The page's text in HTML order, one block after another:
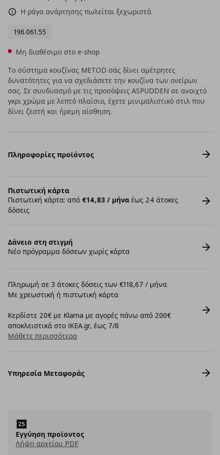
Η ράγα ανάρτησης πωλείται ξεχωριστά.
196.061.55
Μη διαθέσιμο στο e-shop
Το σύστημα κουζίνας METOD σάς δίνει αμέτρητες
δυνατότητες για να σχεδιάσετε την κουζίνα των ονείρων
σας. Σε συνδυασμό με τις προσόψεις ASPUDDEN σε ανοιχτό
γκρι χρώμα με λεπτό πλαίσιο, έχετε μινιμαλιστικό στιλ που
δίνει ζεστή και ήρεμη αίσθηση.
Πληροφορίες προϊόντος
Πιστωτική κάρτα
Πιστωτική κάρτα: από €14,83 / μήνα έως 24 άτοκες
δόσεις
Δάνειο στη στιγμή
Νέο πρόγραμμα δόσεων χωρίς κάρτα
Πληρωμή σε 3 άτοκες δόσεις των €118,67 / μήνα
Με χρεωστική ή πιστωτική κάρτα
Κερδίστε 20€ με Klarna με αγορές πάνω από 200€
αποκλειστικά στο IKEA.gr, έως 7/8
Μάθετε περισσότερα
Υπηρεσία Μεταφοράς
Εγγύηση προϊοντος
Λήψη αρχείου PDF